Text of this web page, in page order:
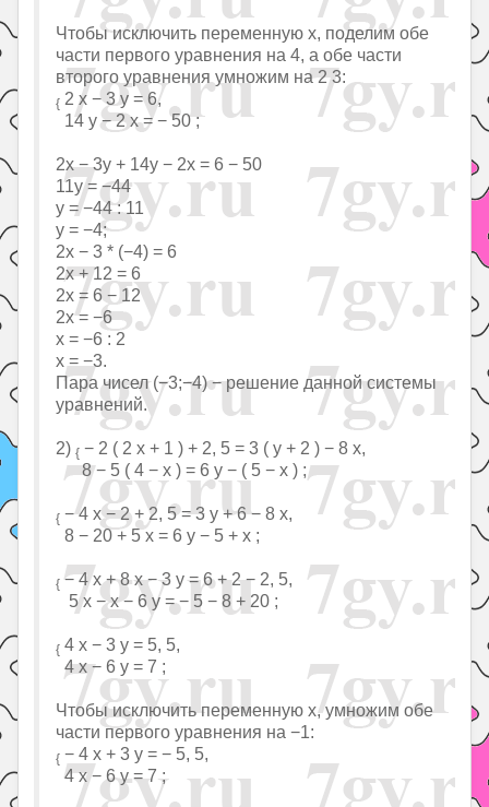
Чтобы исключить переменную x, поделим обе
части первого уравнения на 4, а обе части
второго уравнения умножим на 2 3:
{ 2 x − 3 y = 6,
14 y − 2 x = − 50 ;
2x − 3y + 14y − 2x = 6 − 50
11y = −44
y = −44 : 11
y = −4;
2x − 3 * (−4) = 6
2x + 12 = 6
2x = 6 − 12
2x = −6
x = −6 : 2
x = −3.
Пара чисел (−3;−4) − решение данной системы
уравнений.
2) { − 2 ( 2 x + 1 ) + 2, 5 = 3 ( y + 2 ) − 8 x,
8 − 5 ( 4 − x ) = 6 y − ( 5 − x ) ;
{ − 4 x − 2 + 2, 5 = 3 y + 6 − 8 x,
8 − 20 + 5 x = 6 y − 5 + x ;
{ − 4 x + 8 x − 3 y = 6 + 2 − 2, 5,
5 x − x − 6 y = − 5 − 8 + 20 ;
{ 4 x − 3 y = 5, 5,
4 x − 6 y = 7 ;
Чтобы исключить переменную x, умножим обе
части первого уравнения на −1:
{ − 4 x + 3 y = − 5, 5,
4 x − 6 y = 7 ;